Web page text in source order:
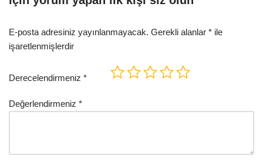
E-posta adresiniz yayınlanmayacak. Gerekli alanlar * ile
işaretlenmişlerdir
Derecelendirmeniz *
Değerlendirmeniz *